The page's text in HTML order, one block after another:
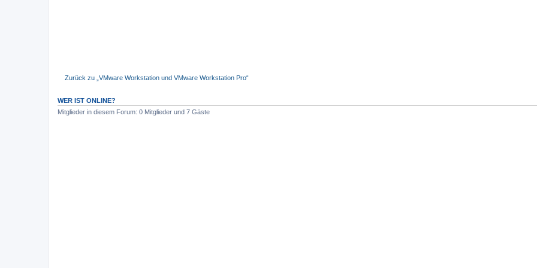
Zurück zu „VMware Workstation und VMware Workstation Pro“
WER IST ONLINE?
Mitglieder in diesem Forum: 0 Mitglieder und 7 Gäste